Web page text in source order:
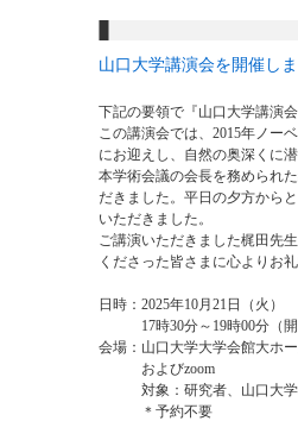
山口大学講演会を開催しま
下記の要領で『山口大学講演
この講演会では、2015年ノー
にお迎えし、自然の奥深くに
本学術会議の会長を務められ
だきました。平日の夕方から
いただきました。
ご講演いただきました梶田先
くださった皆さまに心よりお
日時：2025年10月21日（火）
17時30分～19時00分（開
会場：山口大学大学会館大ホー
およびzoom
対象：研究者、山口大学
＊予約不要